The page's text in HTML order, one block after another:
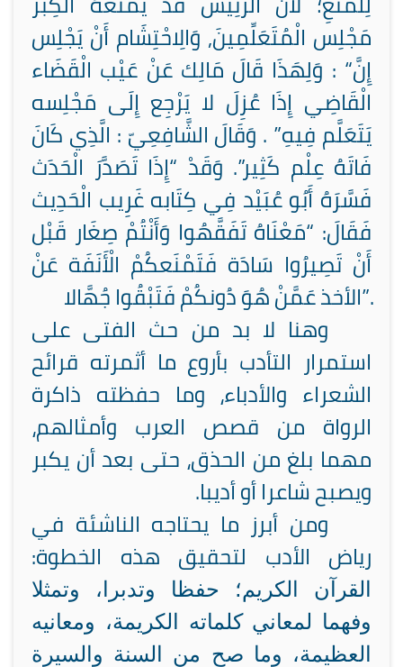
وَالِاحْتِشَام أَنْ يَجْلِس مَجْلِس الْمُتَعَلِّمِينَ,
وَلِهَذَا قَالَ مَالِك عَنْ عَيْب الْقَضَاء : “إِنَّ
الْقَاضِي إِذَا عُزِلَ لا يَرْجِع إِلَى مَجْلِسه
الَّذِي كَانَ يَتَعَلَّم فِيهِ” . وَقَالَ الشَّافِعِيّ :
“إِذَا تَصَدَّرَ الْحَدَث فَاتَهُ عِلْم كَثِير”. وَقَدْ
فَسَّرَهُ أَبُو عُبَيْد فِي كِتَابه غَرِيب الْحَدِيث
فَقَالَ: “مَعْنَاهُ تَفَقَّهُوا وَأَنْتُمْ صِغَار قَبْل
أَنْ تَصِيرُوا سَادَة فَتَمْنَعكُمْ الْأَنَفَة عَنْ
الأخذ عَمَّنْ هُوَ دُونكُمْ فَتَبْقُوا جُهَّالا”.
وهنا لا بد من حث الفتى على
استمرار التأدب بأروع ما أثمرته قرائح
الشعراء والأدباء، وما حفظته ذاكرة
الرواة من قصص العرب وأمثالهم،
مهما بلغ من الحذق، حتى بعد أن يكبر
ويصبح شاعرا أو أديبا.
ومن أبرز ما يحتاجه الناشئة في
رياض الأدب لتحقيق هذه الخطوة:
القرآن الكريم؛ حفظا وتدبرا، وتمثلا
وفهما لمعاني كلماته الكريمة، ومعانيه
العظيمة، وما صح من السنة والسيرة